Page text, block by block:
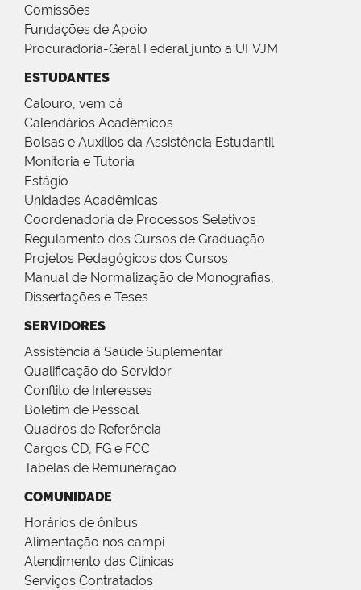
Comissões
Fundações de Apoio
Procuradoria-Geral Federal junto a UFVJM
ESTUDANTES
Calouro, vem cá
Calendários Acadêmicos
Bolsas e Auxílios da Assistência Estudantil
Monitoria e Tutoria
Estágio
Unidades Acadêmicas
Coordenadoria de Processos Seletivos
Regulamento dos Cursos de Graduação
Projetos Pedagógicos dos Cursos
Manual de Normalização de Monografias,
Dissertações e Teses
SERVIDORES
Assistência à Saúde Suplementar
Qualificação do Servidor
Conflito de Interesses
Boletim de Pessoal
Quadros de Referência
Cargos CD, FG e FCC
Tabelas de Remuneração
COMUNIDADE
Horários de ônibus
Alimentação nos campi
Atendimento das Clínicas
Serviços Contratados